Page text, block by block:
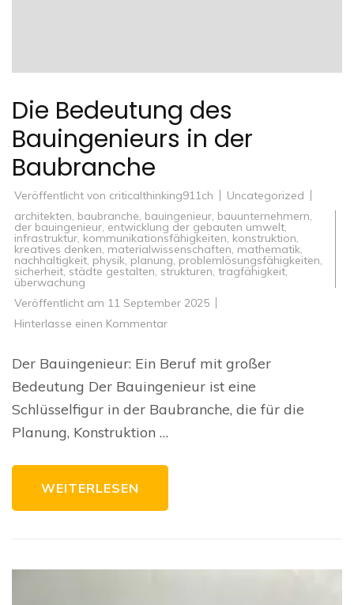
Die Bedeutung des
Bauingenieurs in der
Baubranche
Veröffentlicht von criticalthinking911ch
Uncategorized
architekten, baubranche, bauingenieur, bauunternehmern,
der bauingenieur, entwicklung der gebauten umwelt,
infrastruktur, kommunikationsfähigkeiten, konstruktion,
kreatives denken, materialwissenschaften, mathematik,
nachhaltigkeit, physik, planung, problemlösungsfähigkeiten,
sicherheit,städte gestalten, strukturen, tragfähigkeit,
überwachung
Veröffentlicht am 11 September 2025
Hinterlasse einen Kommentarzu
des
Bauingenieurs
der
Der Bauingenieur: Ein Beruf mit großer
Bedeutung Der Bauingenieur ist eine
Schlüsselfigur in der Baubranche, die für die
Planung, Konstruktion …
WEITERLESEN